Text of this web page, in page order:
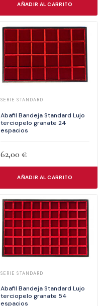
AÑADIR AL CARRITO
SERIE STANDARD
Abafil Bandeja Standard Lujo
terciopelo granate 24
espacios
62,00 €
AÑADIR AL CARRITO
SERIE STANDARD
Abafil Bandeja Standard Lujo
terciopelo granate 54
espacios